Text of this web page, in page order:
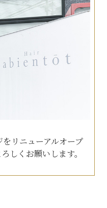
リニューアルオープ
しくお願いします。